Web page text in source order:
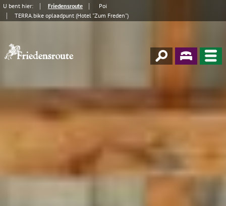
U bent hier: Friedensroute
Poi
TERRA.bike oplaadpunt (Hotel "Zum Freden")